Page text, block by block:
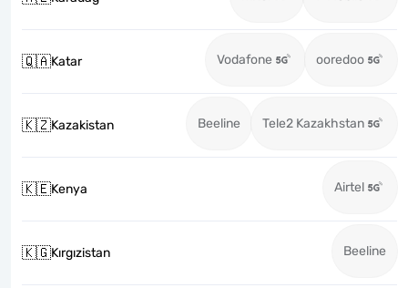
🇶🇦Katar Vodafone ooredoo
🇰🇿Kazakistan Beeline Tele2 Kazakhstan
🇰🇪Kenya Airtel
🇰🇬Kırgızistan Beeline